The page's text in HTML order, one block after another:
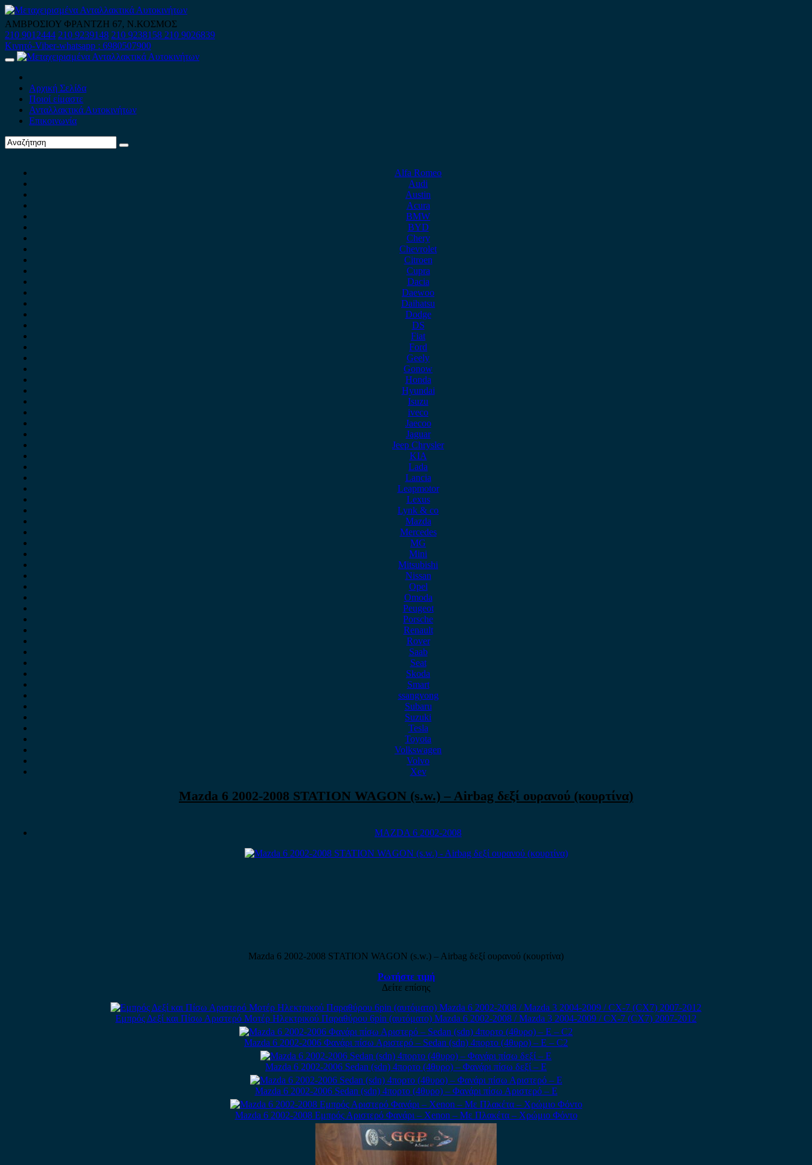
Skip
to
content
ΑΜΒΡΟΣΙΟΥ ΦΡΑΝΤΖΗ 67, Ν.ΚΟΣΜΟΣ
210 9012444 210 9239148 210 9238158 210 9026839
Κινητό-Viber-whatsapp : 6980507900
Primary
Αρχική Σελίδα
Ποιοί είμαστε
Ανταλλακτικά Αυτοκινήτων
Επικοινωνία
Alfa Romeo
Audi
Austin
Acura
BMW
BYD
Chery
Chevrolet
Citroen
Cupra
Dacia
Daewoo
Daihatsu
Dodge
DS
Fiat
Ford
Geely
Gonow
Honda
Hyundai
Isuzu
iveco
Jaecoo
Jaguar
Jeep Chrysler
KIA
Lada
Lancia
Leapmotor
Lexus
Lynk & co
Mazda
Mercedes
MG
Mini
Mitsubishi
Nissan
Opel
Omoda
Peugeot
Porsche
Renault
Rover
Saab
Seat
Skoda
Smart
ssangyong
Subaru
Suzuki
Tesla
Toyota
Volkswagen
Volvo
Xev
Mazda 6 2002-2008 STATION WAGON (s.w.) – Airbag δεξί ουρανού (κουρτίνα)
MAZDA 6 2002-2008
Mazda 6 2002-2008 STATION WAGON (s.w.) – Airbag δεξί ουρανού (κουρτίνα)
Ρωτήστε τιμή
Δείτε επίσης
Εμπρός Δεξί και Πίσω Αριστερό Μοτέρ Ηλεκτρικού Παραθύρου 6pin (αυτόματο) Mazda 6 2002-2008 / Mazda 3 2004-2009 / CX-7 (CX7) 2007-2012
Mazda 6 2002-2006 Φανάρι πίσω Αριστερό – Sedan (sdn) 4πορτο (4θυρο) – Ε – C2
Mazda 6 2002-2006 Sedan (sdn) 4πορτο (4θυρο) – Φανάρι πίσω δεξί – Ε
Mazda 6 2002-2006 Sedan (sdn) 4πορτο (4θυρο) – Φανάρι πίσω Αριστερό – Ε
Mazda 6 2002-2008 Εμπρός Αριστερό Φανάρι – Xenon – Με Πλακέτα – Χρώμιο Φόντο